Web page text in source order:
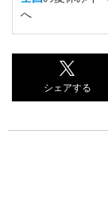
へ
シェアする